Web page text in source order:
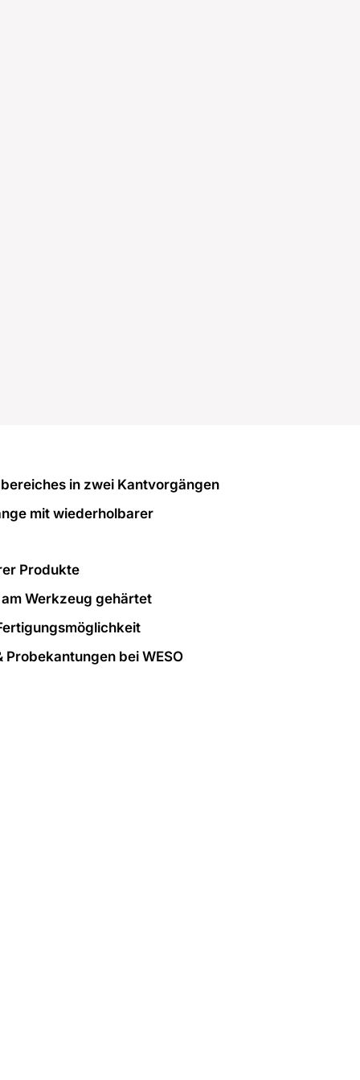
in zwei Kantvorgängen
mit wiederholbarer
Produkte
Werkzeug gehärtet
Probekantungenbei WESO